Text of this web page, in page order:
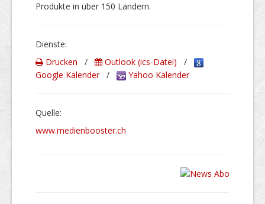
Produkte in über 150 Ländern.
Dienste:
Drucken / Outlook (ics-Datei) /
Google Kalender/ Yahoo Kalender
Quelle:
www.medienbooster.ch